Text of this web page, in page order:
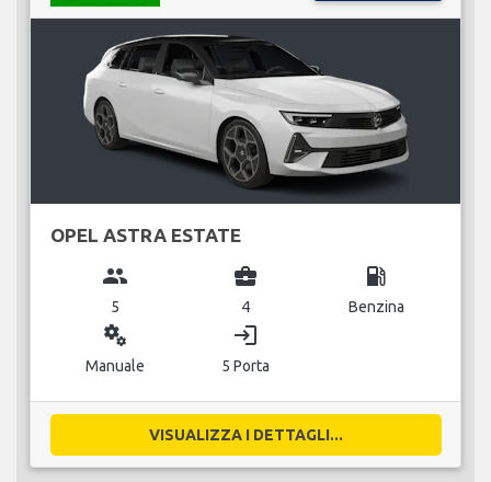
OPEL ASTRA ESTATE
group
5
business_center
4
local_gas_station
Benzina
miscellaneous_services
Manuale
login
5 Porta
VISUALIZZA I DETTAGLI...